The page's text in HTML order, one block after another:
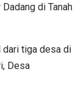
di Tanah
dari tiga desa di
Desa